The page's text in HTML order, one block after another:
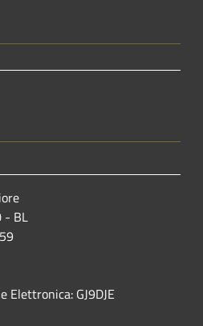
- BL
Elettronica: GJ9DJE